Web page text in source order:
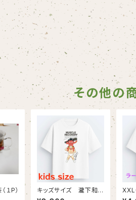
その他の
P）
キッズサイズ 瀧下和
之×ゆでたまごコラボチ
XXL
之×